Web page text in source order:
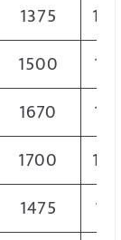
1375
1500
1670
1700
1475